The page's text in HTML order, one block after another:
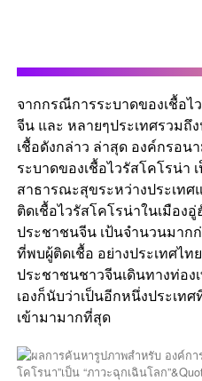
จากกรณีการระบาดของเชื้อ
จีน และ หลายๆประเทศรวมถึ
เชื้อดังกล่าว ล่าสุด องค์กรอน
ระบาดของเชื้อไวรัสโคโรน่า
สาธารณะสุขระหว่างประเท
ติดเชื้อไวรัสโคโรน่าในเมือ
ประชาชนจีน เป้นจำนวนมาก
ที่พบผู้ติดเชื้อ อย่างประเทศไท
ประชาชนชาวจีนเดินทางท่อง
เองก็นับว่าเป็นอีกหนึ่งประเท
เข้ามามากที่สุด